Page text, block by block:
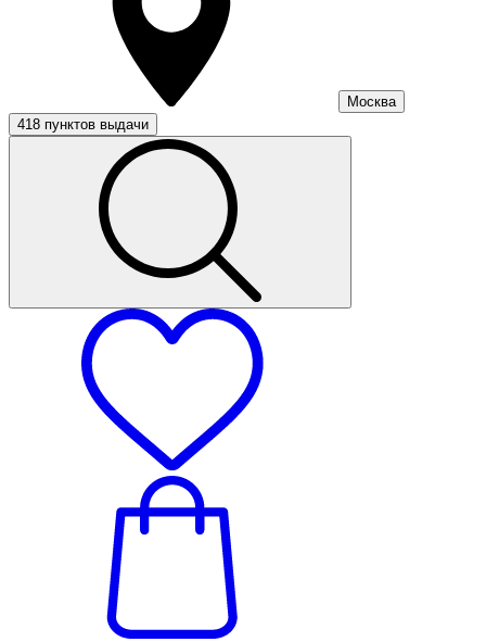
Москва
418 пунктов выдачи